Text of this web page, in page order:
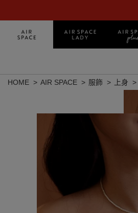
HOME AIR SPACE 服飾 上身